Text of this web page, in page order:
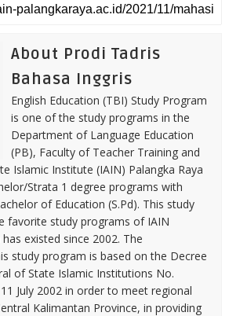
About Prodi Tadris
Bahasa Inggris
English Education (TBI) Study Program
is one of the study programs in the
Department of Language Education
(PB), Faculty of Teacher Training and
Islamic Institute (IAIN) Palangka Raya
Strata 1 degree programs with
of Education (S.Pd). This study
favorite study programs of IAIN
existed since 2002. The
study program is based on the Decree
of State Islamic Institutions No.
July 2002 in order to meet regional
Kalimantan Province, in providing